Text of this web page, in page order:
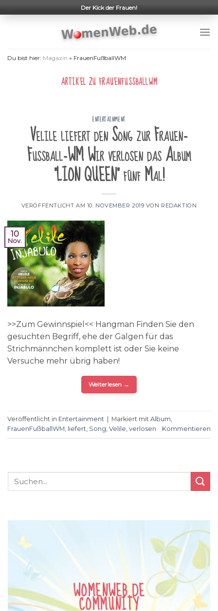
to
Der Kick der Frauen!
Du bist hier: Magazin » FrauenFußballWM
ARTIKEL ZU FRAUENFUSSBALLWM
ENTERTAINMENT
Velile liefert den Song zur Frauen-
Fußball-WM Wir verlosen das Album
"LION QUEEN" fünf Mal!
VERÖFFENTLICHT AM 10. NOVEMBER 2019 VON REDAKTION
10
Nov.
>>Zum Gewinnspiel<< Hangman Finden Sie den
gesuchten Begriff, ehe der Galgen für das
Strichmännchen komplett ist oder Sie keine
Versuche mehr übrig haben!
Weiterlesen →
Veröffentlicht in Entertainment Markiert mit Album
FrauenFußballWM
liefert Song Velile verlosen Kommentieren
WOMENWEB.DE
COMMUNITY